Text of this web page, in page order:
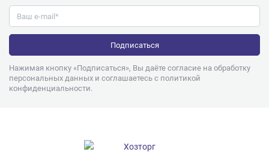
Нажимая кнопку «Подписаться», Вы даёте согласие на обработку
персональных данных и соглашаетесь с политикой
конфиденциальности.